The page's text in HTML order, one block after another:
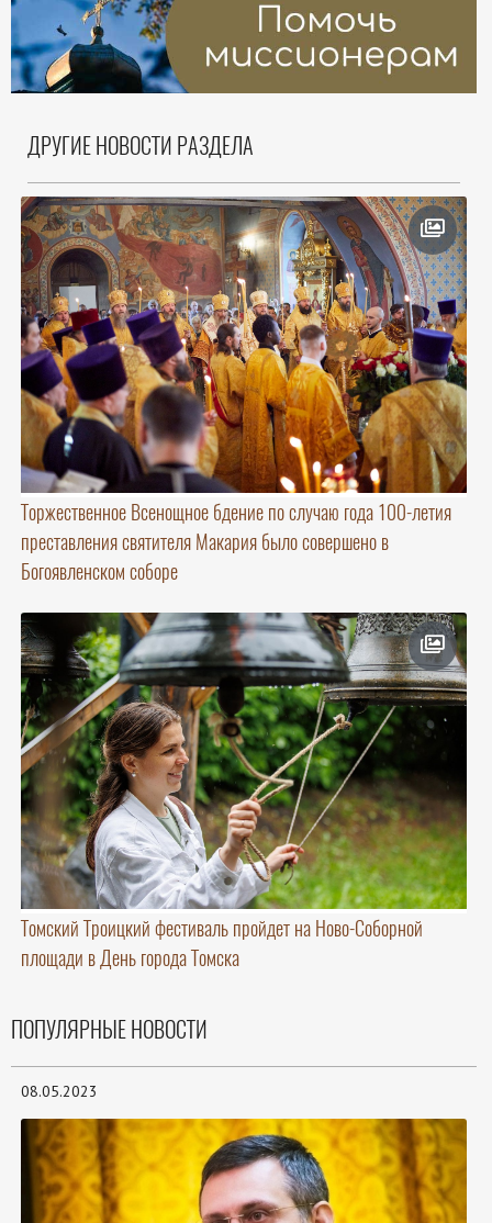
ДРУГИЕ НОВОСТИ РАЗДЕЛА
Торжественное Всенощное бдение по случаю года 100-летия
преставления святителя Макария было совершено в
Богоявленском соборе
Томский Троицкий фестиваль пройдет на Ново-Соборной
площади в День города Томска
ПОПУЛЯРНЫЕ НОВОСТИ
08.05.2023